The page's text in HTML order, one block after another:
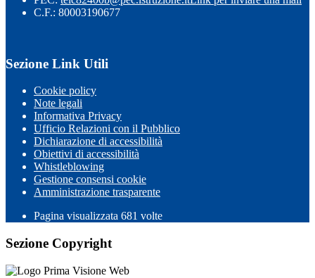
C.F.: 80003190677
Sezione Link Utili
Cookie policy
Note legali
Informativa Privacy
Ufficio Relazioni con il Pubblico
Dichiarazione di accessibilità
Obiettivi di accessibilità
Whistleblowing
Gestione consensi cookie
Amministrazione trasparente
Pagina visualizzata 681 volte
Sezione Copyright